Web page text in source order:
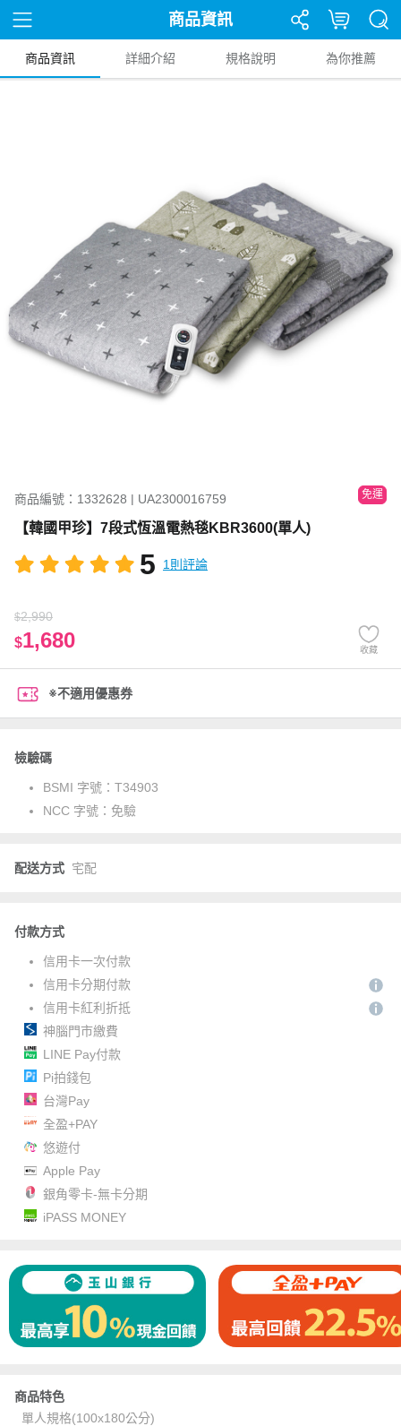
商品資訊
商品資訊 詳細介紹 規格說明 為你推薦
商品編號：1332628 | UA2300016759 免運
【韓國甲珍】7段式恆溫電熱毯KBR3600(單人)
5 1則評論
$2,990
$1,680 收藏
※不適用優惠券
檢驗碼
BSMI 字號： T34903
NCC 字號： 免驗
配送方式 宅配
付款方式
信用卡一次付款
信用卡分期付款
信用卡紅利折抵
神腦門市繳費
LINE Pay付款
Pi拍錢包
台灣Pay
全盈+PAY
悠遊付
Apple Pay
銀角零卡-無卡分期
iPASS MONEY
商品特色
單人規格(100x180公分)